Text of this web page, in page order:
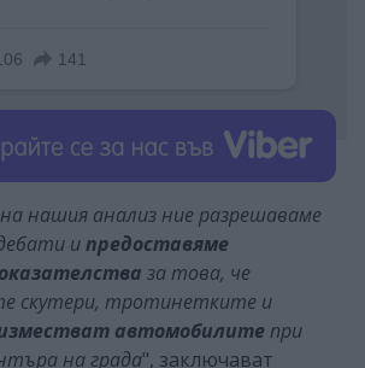
нашия анализ ние разрешаваме
ипредоставяме
за това, че
скутери, тротинетките и
автомобилитепри
на града", заключават